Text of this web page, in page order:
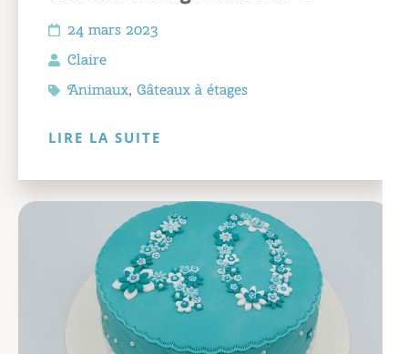
24 mars 2023
Claire
Animaux, Gâteaux à étages
LIRE LA SUITE